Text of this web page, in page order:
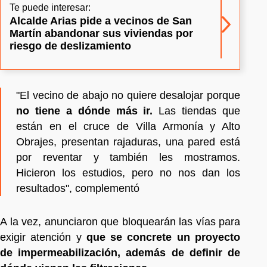
Te puede interesar:
Alcalde Arias pide a vecinos de San
Martín abandonar sus viviendas por
riesgo de deslizamiento
"El vecino de abajo no quiere desalojar porque
no tiene a dónde más ir. Las tiendas que
están en el cruce de Villa Armonía y Alto
Obrajes, presentan rajaduras, una pared está
por reventar y también les mostramos.
Hicieron los estudios, pero no nos dan los
resultados", complementó
A la vez, anunciaron que bloquearán las vías para
exigir atención y que se concrete un proyecto
de impermeabilización, además de definir de